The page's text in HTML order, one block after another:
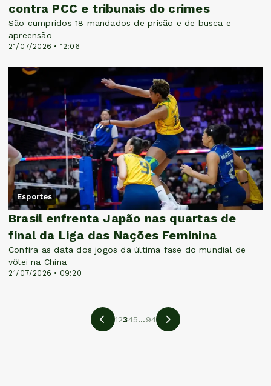
21/07/2026 • 12:06
contra PCC e tribunais do crimes
São cumpridos 18 mandados de prisão e de busca e
apreensão
Esportes
21/07/2026 • 09:20
Brasil enfrenta Japão nas quartas de
final da Liga das Nações Feminina
Confira as data dos jogos da última fase do mundial de
vôlei na China
12345...94